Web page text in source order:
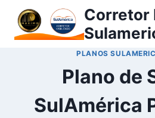
Corretor
PLANOS
Plano de
SulAmérica